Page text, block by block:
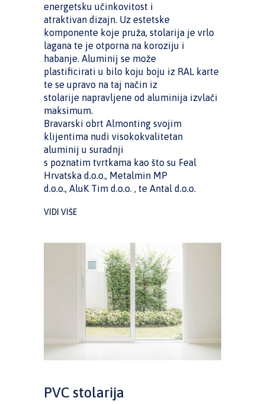
energetsku učinkovitost i
atraktivan dizajn. Uz estetske
komponente koje pruža, stolarija je vrlo
lagana te je otporna na koroziju i
habanje. Aluminij se može
plastificirati u bilo koju boju iz RAL karte
te se upravo na taj način iz
stolarije napravljene od aluminija izvlači
maksimum.
Bravarski obrt Almonting svojim
klijentima nudi visokokvalitetan
aluminij u suradnji
s poznatim tvrtkama kao što su Feal
Hrvatska d.o.o., Metalmin MP
d.o.o., AluK Tim d.o.o. , te Antal d.o.o.
VIDI VIŠE
PVC stolarija